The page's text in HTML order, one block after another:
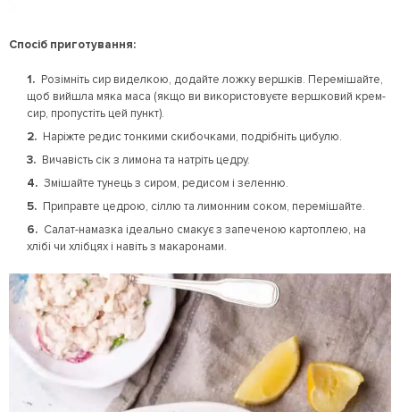
Спосіб приготування:
Розімніть сир виделкою, додайте ложку вершків. Перемішайте,
щоб вийшла мяка маса (якщо ви використовуєте вершковий крем-
сир, пропустіть цей пункт).
Наріжте редис тонкими скибочками, подрібніть цибулю.
Вичавість сік з лимона та натріть цедру.
Змішайте тунець з сиром, редисом і зеленню.
Приправте цедрою, сіллю та лимонним соком, перемішайте.
Салат-намазка ідеально смакує з запеченою картоплею, на
хлібі чи хлібцях і навіть з макаронами.